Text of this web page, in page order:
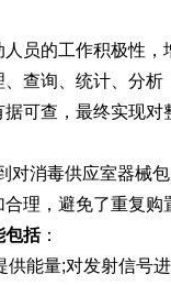
员的工作积极性
查询、统计、分
可查，最终实现
对消毒供应室器械
理，避免了重复
包括：
能量;对发射信号